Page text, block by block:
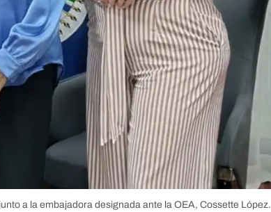
a la embajadora designada ante la OEA, Cossette López.